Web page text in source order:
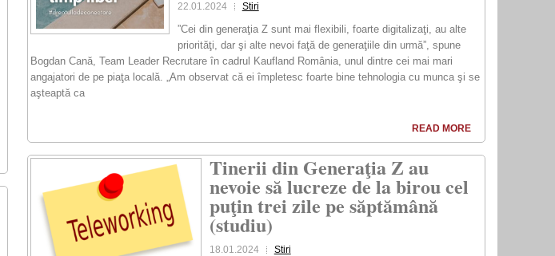
22.01.2024 Stiri
”Cei din generaţia Z sunt mai flexibili, foarte digitalizaţi, au alte
priorităţi, dar şi alte nevoi faţă de generaţiile din urmă”, spune
Bogdan Cană, Team Leader Recrutare în cadrul Kaufland România, unul dintre cei mai mari
angajatori de pe piaţa locală. „Am observat că ei împletesc foarte bine tehnologia cu munca şi se
aşteaptă ca
READ MORE
Tinerii din Generaţia Z au
nevoie să lucreze de la birou cel
puţin trei zile pe săptămână
(studiu)
18.01.2024 Stiri